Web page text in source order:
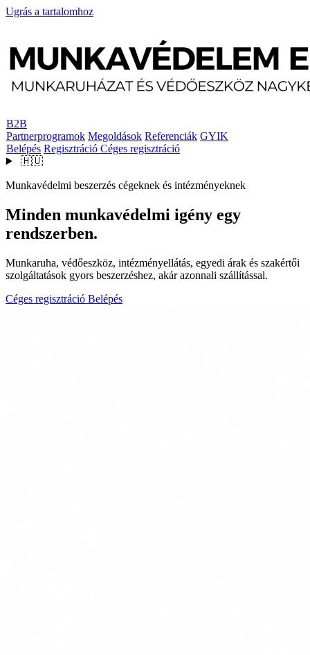
Ugrás a tartalomhoz
B2B
Partnerprogramok Megoldások Referenciák GYIK
Belépés Regisztráció Céges regisztráció
🇭🇺
Munkavédelmi beszerzés cégeknek és intézményeknek
Minden munkavédelmi igény egy
rendszerben.
Munkaruha, védőeszköz, intézményellátás, egyedi árak és szakértői
szolgáltatások gyors beszerzéshez, akár azonnali szállítással.
Céges regisztráció Belépés